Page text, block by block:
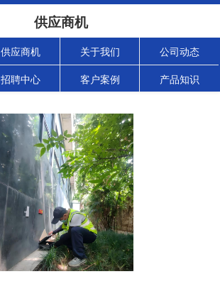
供应商机
供应商机 关于我们 公司动态
招聘中心 客户案例 产品知识